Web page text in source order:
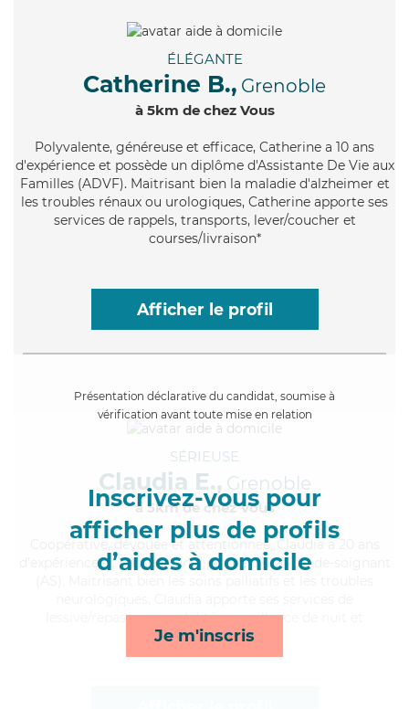
ÉLÉGANTE
Catherine B., Grenoble
à 5km de chez Vous
Polyvalente, généreuse et efficace, Catherine a 10 ans
d'expérience et possède un diplôme d'Assistante De Vie aux
Familles (ADVF). Maitrisant bien la maladie d'alzheimer et
les troubles rénaux ou urologiques, Catherine apporte ses
services de rappels, transports, lever/coucher et
courses/livraison*
Afficher le profil
Présentation déclarative du candidat, soumise à
vérification avant toute mise en relation
Inscrivez-vous pour
afficher plus de profils
d’aides à domicile
Je m'inscris
SÉRIEUSE
Claudia E., Grenoble
à 5km de chez Vous
, dévouée et attentionnée, Claudia a 20 ans
d'expérience et possède un diplôme d'Etat d'aide-soignant
lessive/repassage, mobilité, surveillance de nuit et
toilette/habillage*